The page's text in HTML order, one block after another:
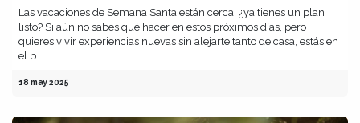
Las vacaciones de Semana Santa están cerca, ¿ya tienes un plan
listo? Si aún no sabes qué hacer en estos próximos días, pero
quieres vivir experiencias nuevas sin alejarte tanto de casa, estás en
el b...
18 may 2025